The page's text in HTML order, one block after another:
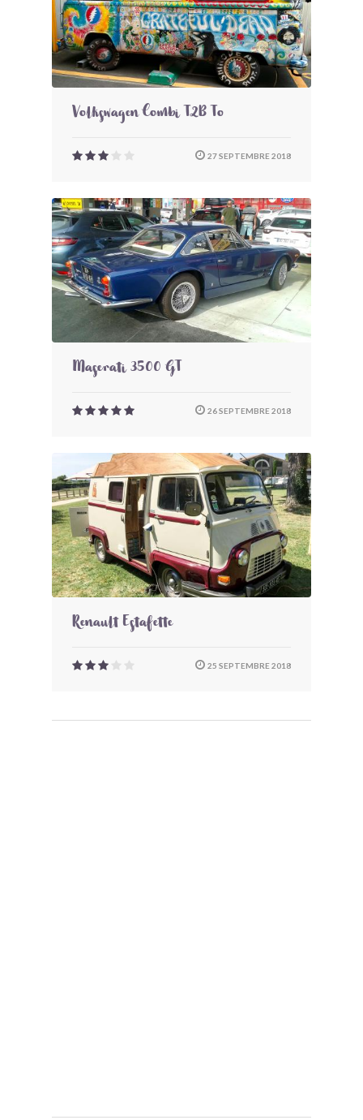
Volkswagen Combi T2B To
27 SEPTEMBRE 2018
Maserati 3500 GT
26 SEPTEMBRE 2018
Renault Estafette
25 SEPTEMBRE 2018